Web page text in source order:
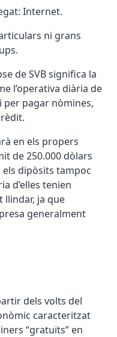
Internet.
ni grans
de SVB significa la
l’operativa diària de
per pagar nòmines,
en els propers
de 250.000 dòlars
els dipòsits tampoc
d’elles tenien
llindar, ja que
generalment
dels volts del
caracteritzat
“gratuïts” en